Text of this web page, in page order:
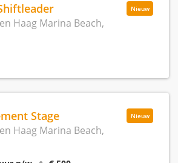
Nieuw
Haag Marina Beach,
Nieuw
Stage
Haag Marina Beach,